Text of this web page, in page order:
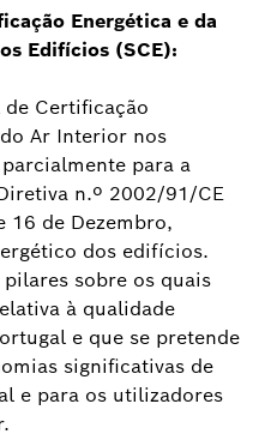
Energética e da
Edifícios (SCE):
Certificação
Ar Interior nos
para a
n.º 2002/91/CE
16 de Dezembro,
dos edifícios.
sobre os quais
à qualidade
e que se pretende
significativas de
e para os utilizadores